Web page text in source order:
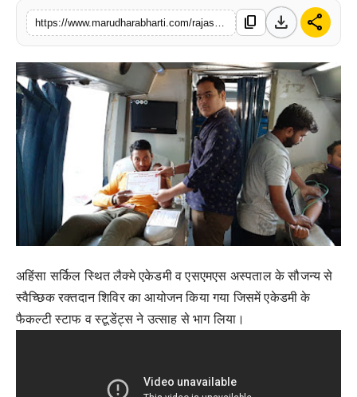
content_copy download share
अहिंसा सर्किल स्थित लैक्मे एकेडमी व एसएमएस अस्पताल के सौजन्य से
स्वैच्छिक रक्तदान शिविर का आयोजन किया गया जिसमें एकेडमी के
फैकल्टी स्टाफ व स्टूडेंट्स ने उत्साह से भाग लिया।